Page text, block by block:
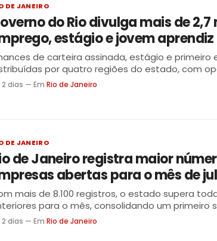
DE JANEIRO
do Rio divulga mais de
estágio e jovem aprendiz
de carteira assinada, estágio e primeiro
por quatro regiões do estado, com
níveis de escolaridade e experiência
2 dias — Em Rio de Janeiro
DE JANEIRO
de Janeiro registra maior
abertas para o mês de
mais de 8.100 registros, o estado supera
para o mês, consolidando um primeiro
em 217 anos
2 dias — Em Rio de Janeiro